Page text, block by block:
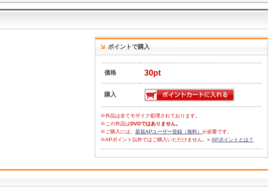
ポイントで購入
価格 30pt
購入
※作品は全てモザイク処理されております。
※この作品はDVDではありません。
※ご購入には、 新規APユーザー登録（無料） が必要です。
※APポイント以外ではご購入いただけません。» APポイントとは？